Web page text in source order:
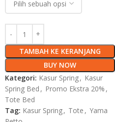
TAMBAH KE KERANJANG
BUY NOW
Kategori: Kasur Spring, Kasur
Spring Bed , Promo Ekstra 20% ,
Tote Bed
Tag: Kasur Spring, Tote , Yama